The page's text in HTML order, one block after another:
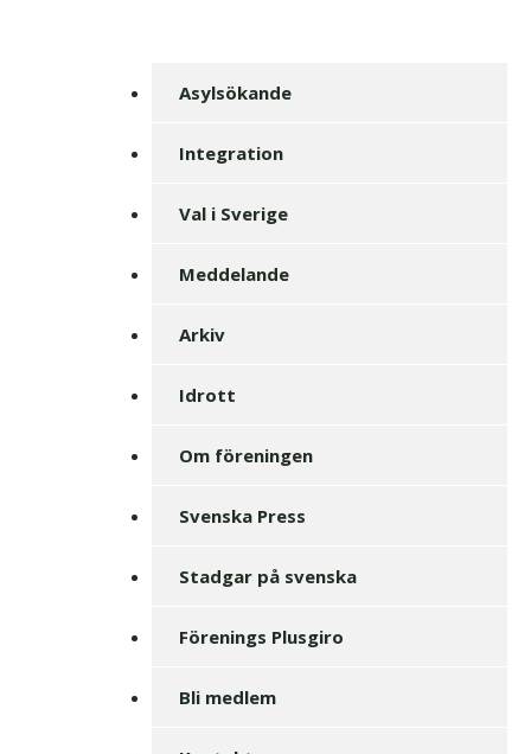
Asylsökande
Integration
Val i Sverige
Meddelande
Arkiv
Idrott
Om föreningen
Svenska Press
Stadgar på svenska
Förenings Plusgiro
Bli medlem